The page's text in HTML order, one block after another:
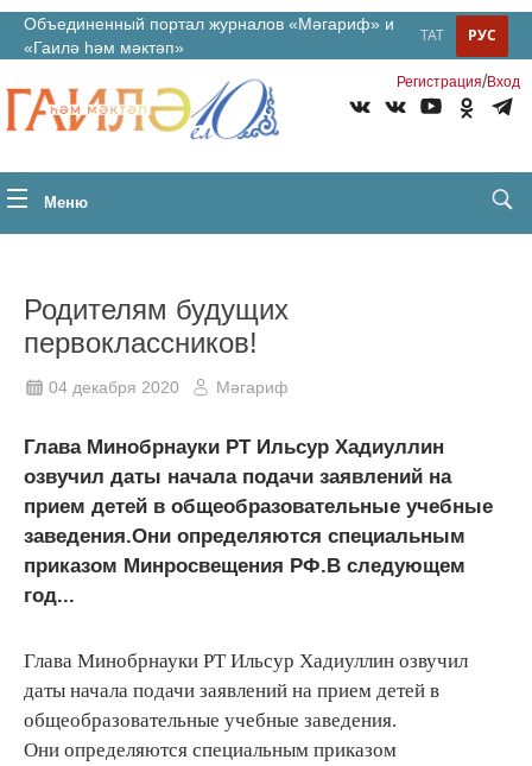
Объединенный портал журналов «Мәгариф» и
«Гаилә һәм мәктәп»
РУС
ТАТ
Регистрация/Вход
Меню
Родителям будущих
первоклассников!
04 декабря 2020 Мәгариф
Глава Минобрнауки РТ Ильсур Хадиуллин
озвучил даты начала подачи заявлений на
прием детей в общеобразовательные учебные
заведения.Они определяются специальным
приказом Минросвещения РФ.В следующем
год...
Глава Минобрнауки РТ Ильсур Хадиуллин озвучил
даты начала подачи заявлений на прием детей в
общеобразовательные учебные заведения.
Они определяются специальным приказом